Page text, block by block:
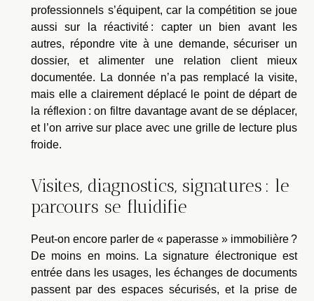
professionnels s’équipent, car la compétition se joue
aussi sur la réactivité : capter un bien avant les
autres, répondre vite à une demande, sécuriser un
dossier, et alimenter une relation client mieux
documentée. La donnée n’a pas remplacé la visite,
mais elle a clairement déplacé le point de départ de
la réflexion : on filtre davantage avant de se déplacer,
et l’on arrive sur place avec une grille de lecture plus
froide.
Visites, diagnostics, signatures : le
parcours se fluidifie
Peut-on encore parler de « paperasse » immobilière ?
De moins en moins. La signature électronique est
entrée dans les usages, les échanges de documents
passent par des espaces sécurisés, et la prise de